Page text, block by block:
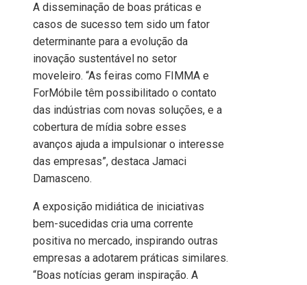
A disseminação de boas práticas e
casos de sucesso tem sido um fator
determinante para a evolução da
inovação sustentável no setor
moveleiro. “As feiras como FIMMA e
ForMóbile têm possibilitado o contato
das indústrias com novas soluções, e a
cobertura de mídia sobre esses
avanços ajuda a impulsionar o interesse
das empresas”, destaca Jamaci
Damasceno.
A exposição midiática de iniciativas
bem-sucedidas cria uma corrente
positiva no mercado, inspirando outras
empresas a adotarem práticas similares.
“Boas notícias geram inspiração. A